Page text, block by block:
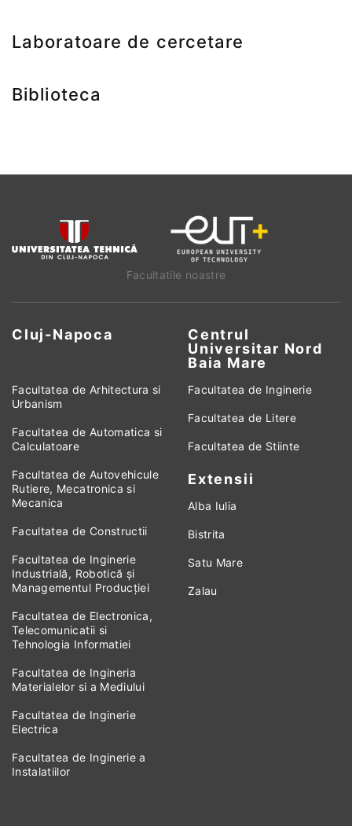
Laboratoare de cercetare
Biblioteca
Facultatile noastre
Cluj-Napoca
Centrul
Universitar Nord
Baia Mare
Facultatea de Arhitectura si
Urbanism
Facultatea de Automatica si
Calculatoare
Facultatea de Autovehicule
Rutiere, Mecatronica si
Mecanica
Facultatea de Constructii
Facultatea de Inginerie
Industrială, Robotică și
Managementul Producției
Facultatea de Electronica,
Telecomunicatii si
Tehnologia Informatiei
Facultatea de Ingineria
Materialelor si a Mediului
Facultatea de Inginerie
Electrica
Facultatea de Inginerie a
Instalatiilor
Facultatea de Inginerie
Facultatea de Litere
Facultatea de Stiinte
Extensii
Alba Iulia
Bistrita
Satu Mare
Zalau